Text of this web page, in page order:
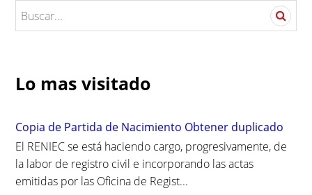
S
e
c
h
o
r
:
Lo mas visitado
Copia de Partida de Nacimiento Obtener duplicado
El RENIEC se está haciendo cargo, progresivamente, de
la labor de registro civil e incorporando las actas
emitidas por las Oficina de Regist...